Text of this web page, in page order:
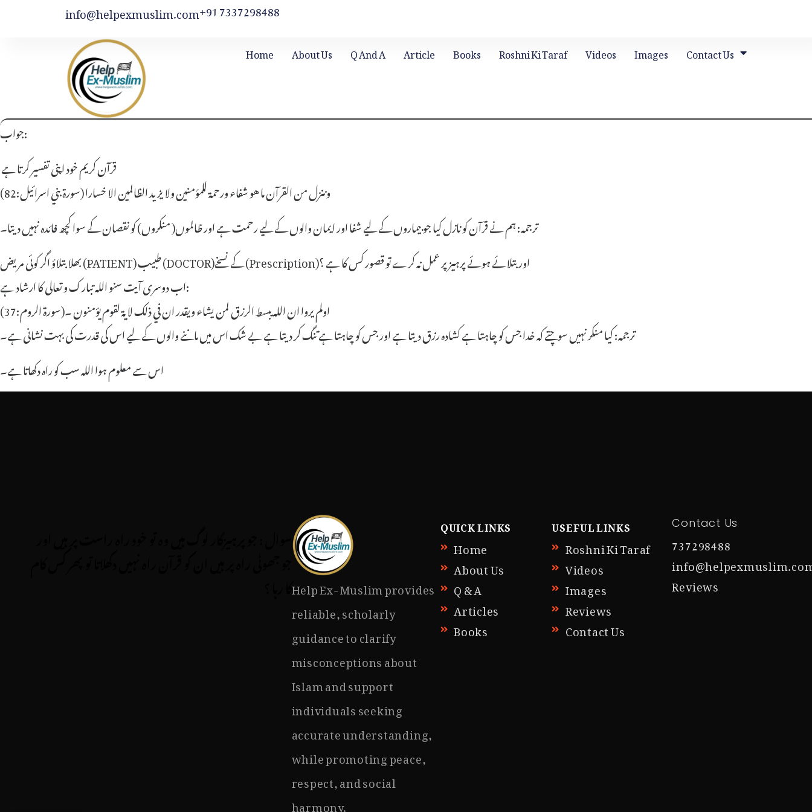
info@helpexmuslim.com+91 7337298488
Home About Us Q And A Article Books Roshni Ki Taraf Videos Images Contact Us
جواب:
قرآن کریم خود اپنی تفسیر کرتا ہے
وننزل من القرآن ما هو شفاء ورحمة للمؤمنين ولا يزيد الظالمين الا خسارا (سورة بني اسرائيل:82)
ترجمہ:ہم نے قرآن کو نازل کیا جو بیماروں کے لیے شفا اور ایمان والوں کے لیے رحمت ہے اور ظالموں( منکروں) کو نقصان کے سوا کچھ فائدہ نہیں دیتا۔
بھلا بتلاؤ اگر کوئی مریض (PATIENT) طبیب (DOCTOR)کے نسخے (Prescription)اور بتلائے ہوئے پرہیز پر عمل نہ کرے تو قصور کس کا ہے ؟
اب دوسری آیت سنو اللہ تبارک و تعالی کا ارشاد ہے:
اولم يروا ان الله يبسط الرزق لمن يشاء ويقدر ان في ذلك لاية لقوم يؤمنون ۔(سورة الروم:37)
ترجمہ: کیا منکر نہیں سوچتے کہ خدا جس کو چاہتا ہے کشادہ رزق دیتا ہے اور جس کو چاہتا ہے تنگ کر دیتا ہے بے شک اس میں ماننے والوں کے لیے اس کی قدرت کی بہت نشانی ہے۔
اس سے معلوم ہوا اللہ سب کو راہ دکھاتا ہے۔
Help Ex-Muslim provides
reliable, scholarly
guidance to clarify
misconceptions about
Islam and support
individuals seeking
accurate understanding,
while promoting peace,
respect, and social
harmony.
QUICK LINKS
Home
About Us
Q & A
Articles
Books
USEFUL LINKS
Roshni Ki Taraf
Videos
Images
Reviews
Contact Us
Contact Us
737298488
Reviews